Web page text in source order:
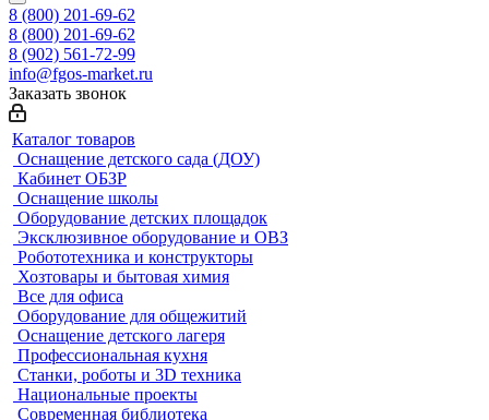
8 (800) 201-69-62
8 (800) 201-69-62
8 (902) 561-72-99
info@fgos-market.ru
Заказать звонок
Каталог товаров
Оснащение детского сада (ДОУ)
Кабинет ОБЗР
Оснащение школы
Оборудование детских площадок
Эксклюзивное оборудование и ОВЗ
Робототехника и конструкторы
Хозтовары и бытовая химия
Все для офиса
Оборудование для общежитий
Оснащение детского лагеря
Профессиональная кухня
Станки, роботы и 3D техника
Национальные проекты
Современная библиотека